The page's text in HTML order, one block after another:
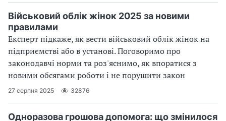
Військовий облік жінок 2025 за новими
правилами
Експерт підкаже, як вести військовий облік жінок на
підприємстві або в установі. Поговоримо про
законодавчі норми та роз'яснимо, як впоратися з
новими обсягами роботи і не порушити закон
27 серпня 2025 32876
Одноразова грошова допомога: що змінилося